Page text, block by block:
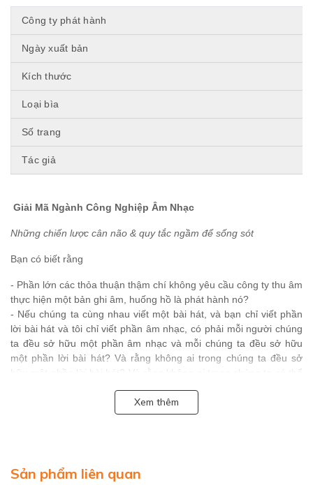
Công ty phát hành
Ngày xuất bản
Kích thước
Loại bìa
Số trang
Tác giả
Giải Mã Ngành Công Nghiệp Âm Nhạc
Những chiến lược cân não & quy tắc ngầm để sống sót
Bạn có biết rằng
- Phần lớn các thỏa thuận thậm chí không yêu cầu công ty thu âm
thực hiện một bản ghi âm, huống hồ là phát hành nó?
- Nếu chúng ta cùng nhau viết một bài hát, và bạn chỉ viết phần
lời bài hát và tôi chỉ viết phần âm nhạc, có phải mỗi người chúng
ta đều sở hữu một phần âm nhạc và mỗi chúng ta đều sở hữu
một phần lời bài hát? Và rằng không ai trong chúng ta đều sở
hữu một phần lời bài hát? Và rằng không ai trong chúng ta có thể
- Trước 1972, Mỹ không có luật bản quyền ngăn cấm sao chép
từng dàn nhạc?
Xem thêm
Sản phẩm liên quan